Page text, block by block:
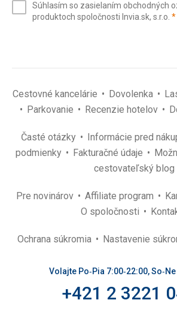
(povinné)
Súhlasím so zasielaním obchodných
produktoch spoločnosti Invia.sk, s.r.o. *
Cestovné kancelárie Dovolenka
Parkovanie
Recenzie hotelov
Časté otázky Informácie pred
podmienky
Fakturačné údaje
cestovateľský blog
Pre novinárov Affiliate program
O spoločnosti
Ochrana súkromia Nastavenie
Volajte Po‑Pia 7:00‑22:00,
+421 2 3221